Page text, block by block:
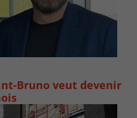
Bruno veut devenir